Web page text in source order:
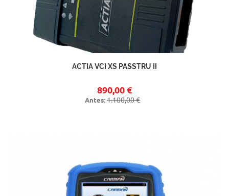
ACTIA VCI XS PASSTRU II
890,00 €
Antes:1.100,00 €